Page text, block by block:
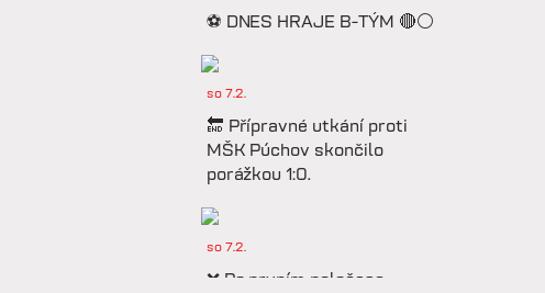
⚽️ DNES HRAJE B-TÝM 🔴⚪️
so 7.2.
🔚 Přípravné utkání proti
MŠK Púchov skončilo
porážkou 1:0.
so 7.2.
❌ Po prvním poločase